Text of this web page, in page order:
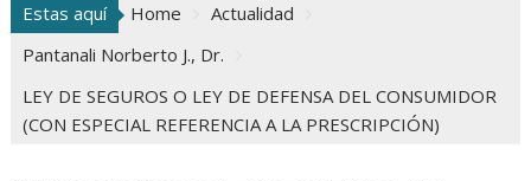
Estas aquí Home
Actualidad
Pantanali Norberto J., Dr.
LEY DE SEGUROS O LEY DE DEFENSA DEL CONSUMIDOR
(CON ESPECIAL REFERENCIA A LA PRESCRIPCIÓN)